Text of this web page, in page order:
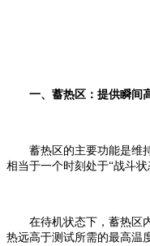
一、蓄热区：提供瞬间
蓄热区的主要功能是维持
相当于一个时刻处于“战斗状
在待机状态下，蓄热区内
热远高于测试所需的最高温